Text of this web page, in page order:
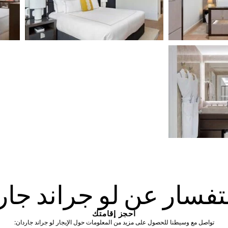
عن لو جراند
احجز إقامتك
تواصل مع وسيطنا للحصول على مزيد من المعلومات حول الإيجار لو جراند جاردان: